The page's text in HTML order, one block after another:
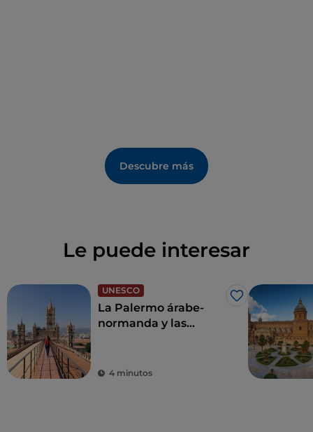
Descubre más
Le puede interesar
UNESCO
Me gusta
La Palermo árabe-
normanda y las
4 minutos